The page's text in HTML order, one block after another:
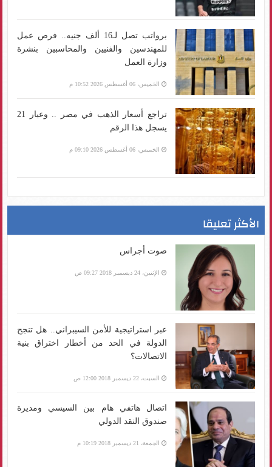
برواتب تصل لـ16 ألف جنيه.. فرص عمل
للمهندسين والفنيين والمحاسبين بنشرة
وزارة العمل
الخميس، 06 أغسطس 2026 10:52 م
تراجع أسعار الذهب في مصر .. وعيار 21
يسجل هذا الرقم
الخميس، 06 أغسطس 2026 09:10 م
الأكثر تعليقا
صوت أجراس
الإثنين، 24 ديسمبر 2018 09:27 ص
عبر استراتيجية للأمن السيبراني.. هل تنجح
الدولة في الحد من أخطار اختراق بنية
الاتصالات؟
السبت، 22 ديسمبر 2018 12:00 ص
اتصال هاتفي هام بين السيسي ومديرة
صندوق النقد الدولي
الجمعة، 21 ديسمبر 2018 10:19 م